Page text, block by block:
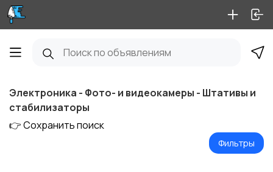
Электроника - Фото- и видеокамеры - Штативы и
стабилизаторы
👉 Сохранить поиск
Фильтры